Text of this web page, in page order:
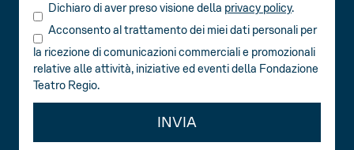
Dichiaro di aver preso visione della privacy policy.
Acconsento al trattamento dei miei dati personali per
la ricezione di comunicazioni commerciali e promozionali
relative alle attività, iniziative ed eventi della Fondazione
Teatro Regio.
INVIA